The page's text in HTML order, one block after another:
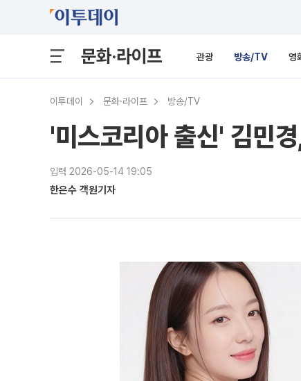
문화·라이프 관광 방송/TV 영
이투데이 문화·라이프 방송/TV
'미스코리아 출신' 김민
입력 2026-05-14 19:05
한은수 객원기자